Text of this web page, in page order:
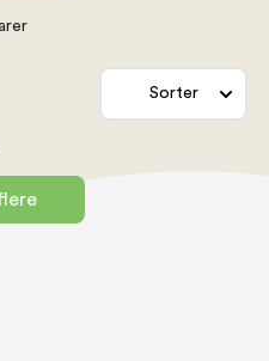
Sorter